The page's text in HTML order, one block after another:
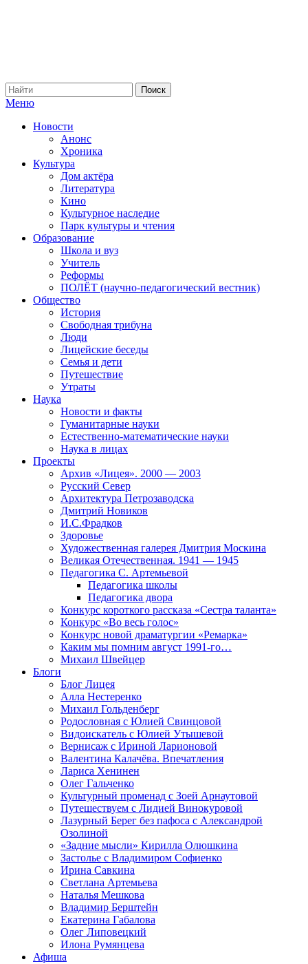
Меню
Новости
Анонс
Хроника
Культура
Дом актёра
Литература
Кино
Культурное наследие
Парк культуры и чтения
Образование
Школа и вуз
Учитель
Реформы
ПОЛЁТ (научно-педагогический вестник)
Общество
История
Свободная трибуна
Люди
Лицейские беседы
Семья и дети
Путешествие
Утраты
Наука
Новости и факты
Гуманитарные науки
Естественно-математические науки
Наука в лицах
Проекты
Архив «Лицея». 2000 — 2003
Русский Север
Архитектура Петрозаводска
Дмитрий Новиков
И.С.Фрадков
Здоровье
Художественная галерея Дмитрия Москина
Великая Отечественная. 1941 — 1945
Педагогика С. Артемьевой
Педагогика школы
Педагогика двора
Конкурс короткого рассказа «Сестра таланта»
Конкурс «Во весь голос»
Конкурс новой драматургии «Ремарка»
Каким мы помним август 1991-го…
Михаил Швейцер
Блоги
Блог Лицея
Алла Нестеренко
Михаил Гольденберг
Родословная с Юлией Свинцовой
Видоискатель с Юлией Утышевой
Вернисаж с Ириной Ларионовой
Валентина Калачёва. Впечатления
Лариса Хенинен
Олег Гальченко
Культурный променад с Зоей Арнаутовой
Путешествуем с Лидией Винокуровой
Лазурный Берег без пафоса с Александрой
Озолиной
«Задние мысли» Кирилла Олюшкина
Застолье с Владимиром Софиенко
Ирина Савкина
Светлана Артемьева
Наталья Мешкова
Владимир Берштейн
Екатерина Габалова
Олег Липовецкий
Илона Румянцева
Афиша